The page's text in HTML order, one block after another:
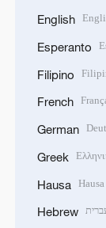
English
Esperanto
Filipino
French
German
Greek
Hausa Hausa
Hebrew